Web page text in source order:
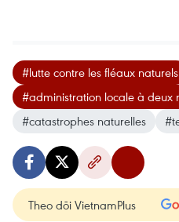
#lutte contre les fléaux naturels
#administration locale à deux
#catastrophes naturelles
Theo dõi VietnamPlus